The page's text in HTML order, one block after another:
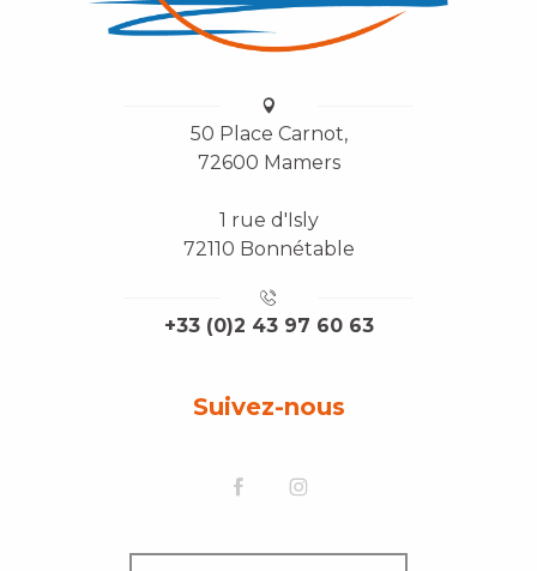
50 Place Carnot,
72600 Mamers
1 rue d'Isly
72110 Bonnétable
+33 (0)2 43 97 60 63
Suivez-nous